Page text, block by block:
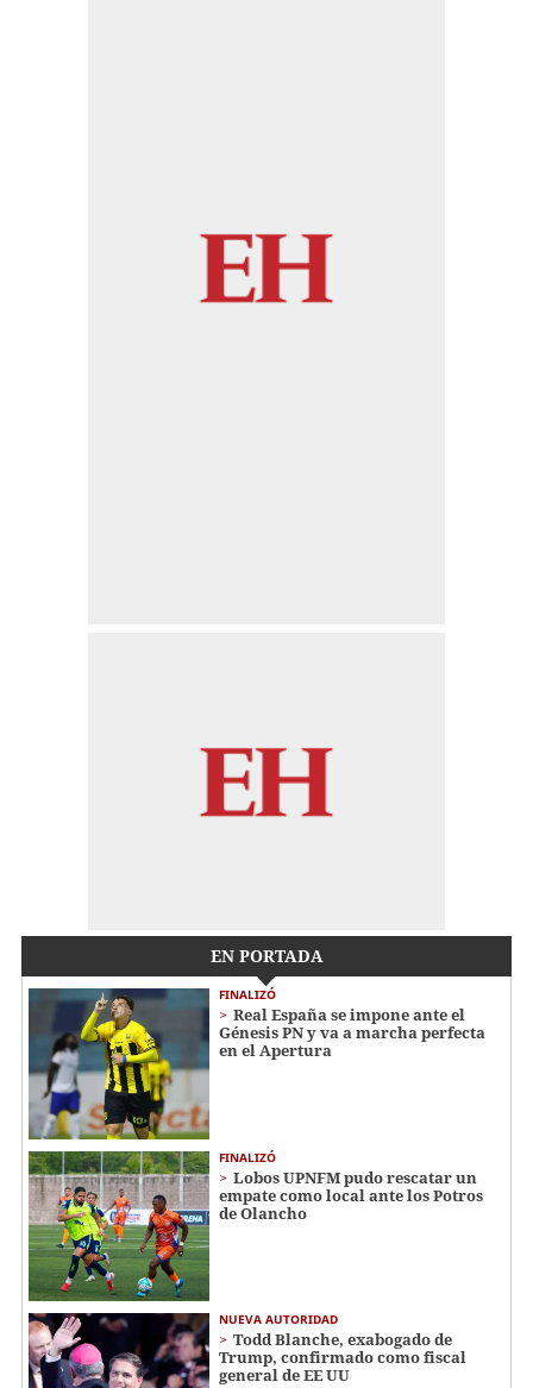
EN PORTADA
FINALIZÓ
Real España se impone ante el
Génesis PN y va a marcha perfecta
en el Apertura
FINALIZÓ
Lobos UPNFM pudo rescatar un
empate como local ante los Potros
de Olancho
NUEVA AUTORIDAD
Todd Blanche, exabogado de
Trump, confirmado como fiscal
general de EE UU